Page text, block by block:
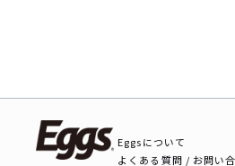
Eggsについて
よくある質問 / お問い